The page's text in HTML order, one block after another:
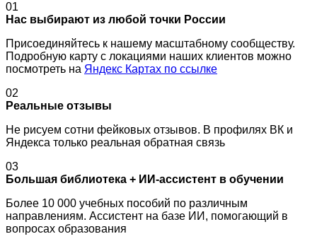
01
Нас выбирают из любой точки России
Присоединяйтесь к нашему масштабному сообществу.
Подробную карту с локациями наших клиентов можно
посмотреть на Яндекс Картах по ссылке
02
Реальные отзывы
Не рисуем сотни фейковых отзывов. В профилях ВК и
Яндекса только реальная обратная связь
03
Большая библиотека + ИИ-ассистент в обучении
Более 10 000 учебных пособий по различным
направлениям. Ассистент на базе ИИ, помогающий в
вопросах образования